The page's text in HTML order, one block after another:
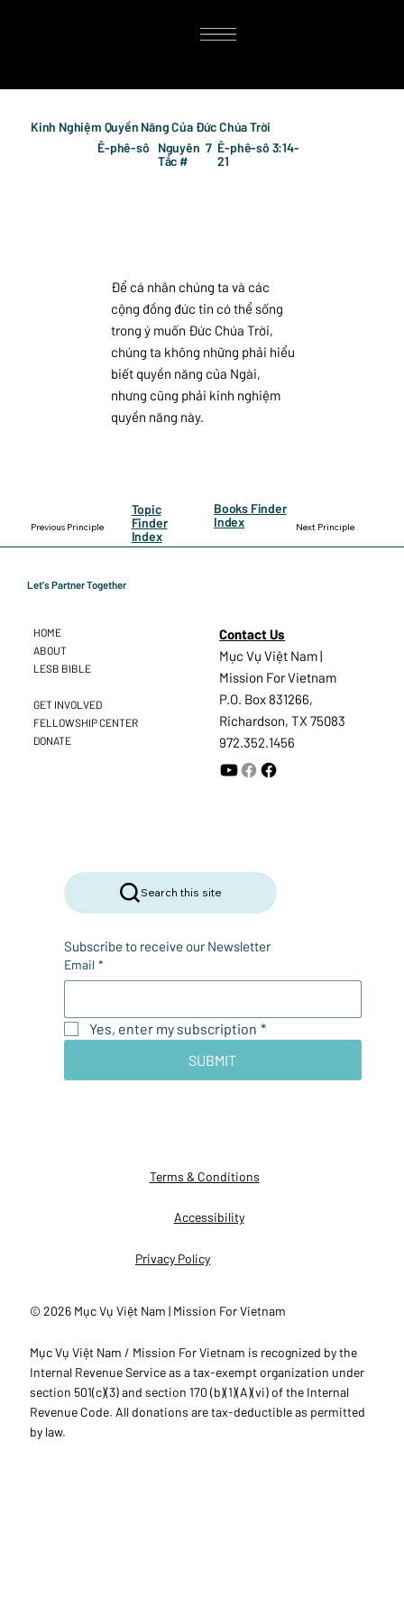
Previous Principle
Topic
Finder
Index
Books Finder
Index
Next Principle
Kinh Nghiệm Quyền Năng Của Đức Chúa Trời
Ê-phê-sô
Nguyên
Tắc #
7 Ê-phê-sô 3:14-
21
Để cá nhân chúng ta và các
cộng đồng đức tin có thể sống
trong ý muốn Đức Chúa Trời,
chúng ta không những phải hiểu
biết quyền năng của Ngài,
nhưng cũng phải kinh nghiệm
quyền năng này.
Let's Partner Together
Terms & Conditions
Accessibility
Privacy Policy
© 2026 Mục Vụ Việt Nam | Mission For Vietnam
Mục Vụ Việt Nam / Mission For Vietnam is recognized by the
Internal Revenue Service as a tax-exempt organization under
section 501(c)(3) and section 170 (b)(1)(A)(vi) of the Internal
Revenue Code. All donations are tax-deductible as permitted
by law.
Search this site
Subscribe to receive our Newsletter
Email *
Yes, enter my subscription *
SUBMIT
Contact Us
Mục Vụ Việt Nam |
Mission For Vietnam
P.O. Box 831266,
Richardson, TX 75083
972.352.1456
HOME
ABOUT
LESB BIBLE
GET INVOLVED
FELLOWSHIP CENTER
DONATE